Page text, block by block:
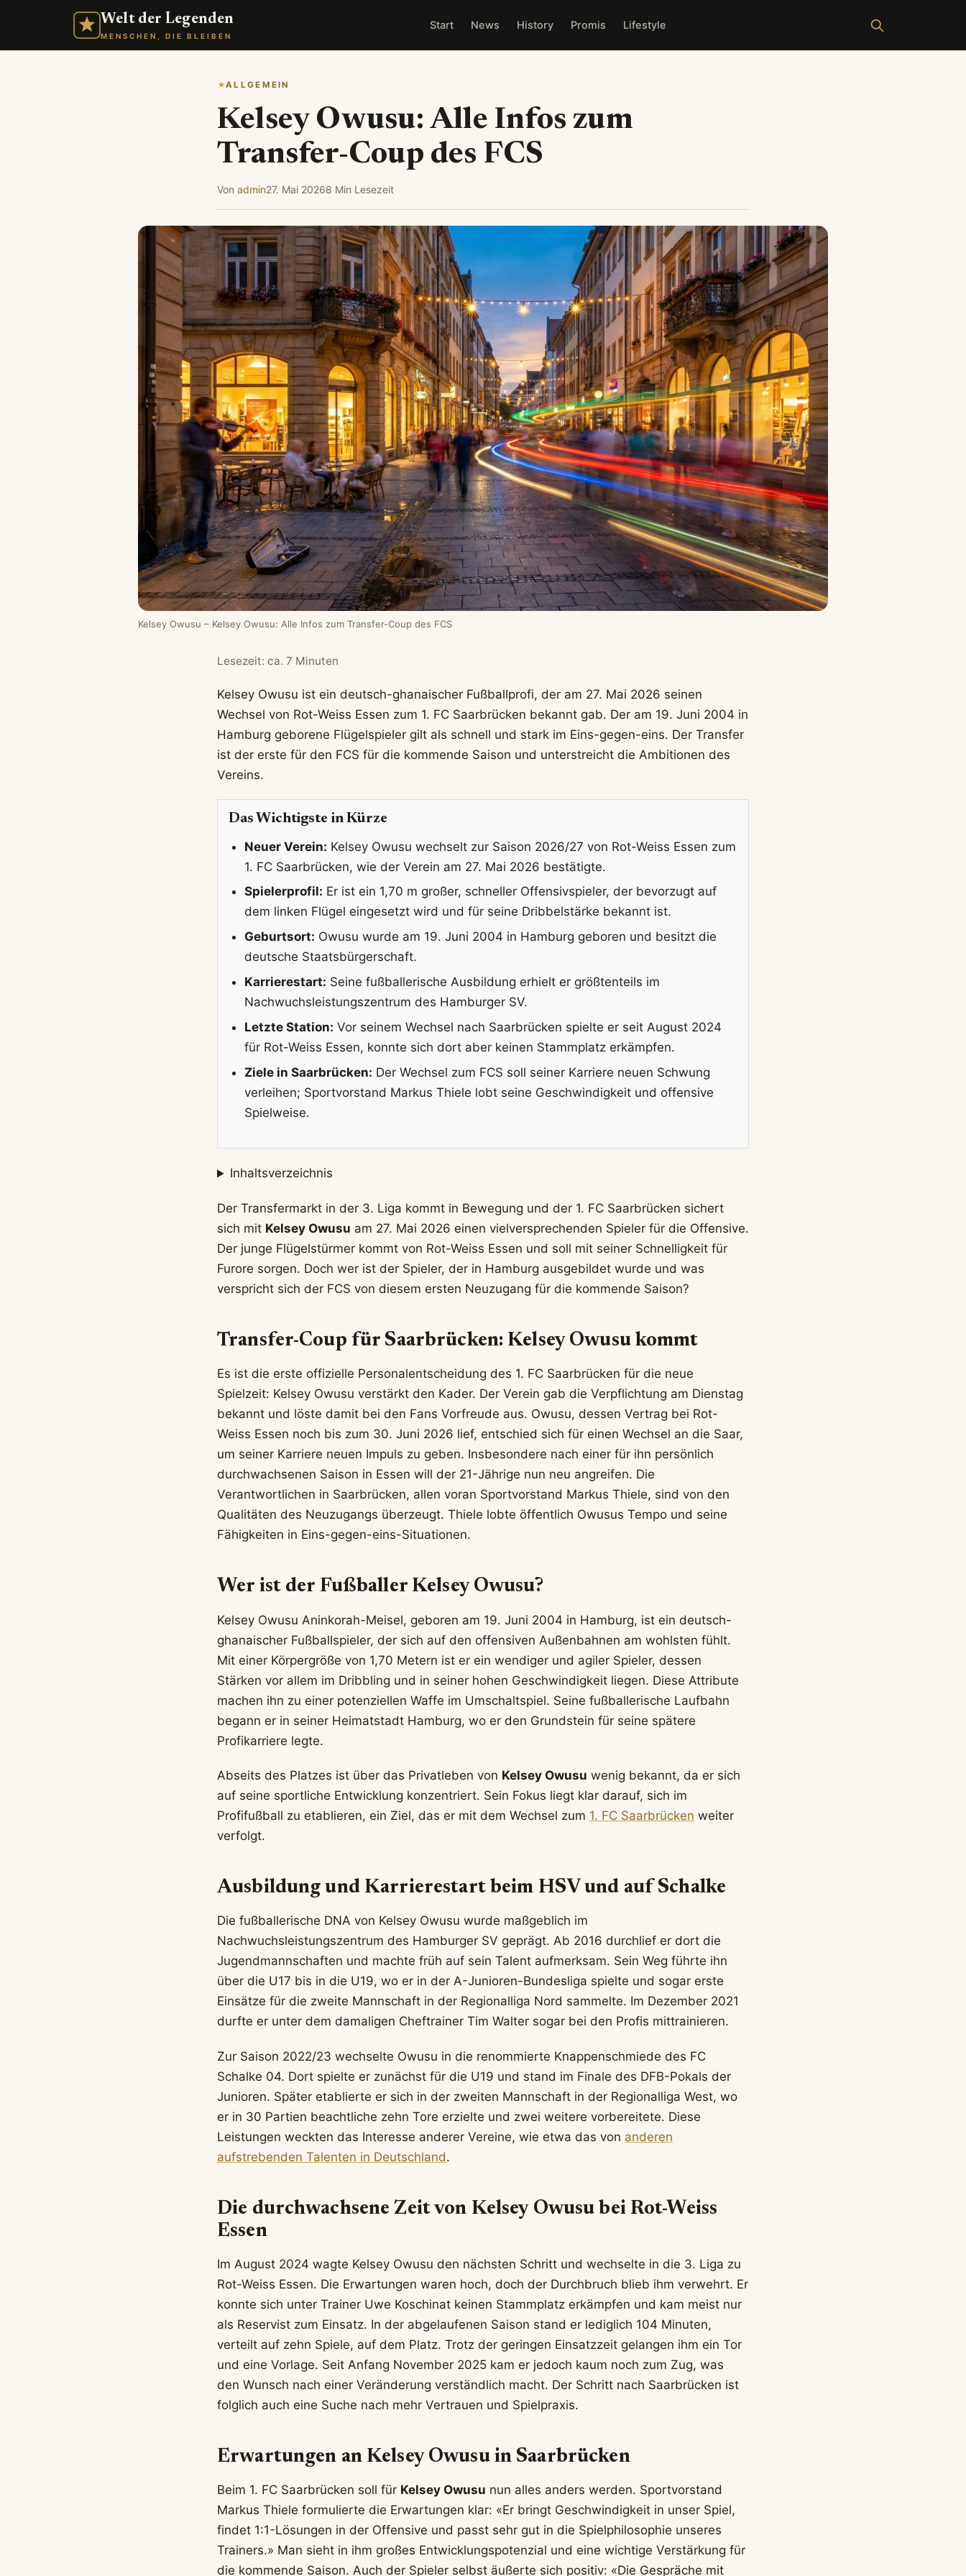
Welt der Legenden
MENSCHEN, DIE BLEIBEN
Start News History Promis Lifestyle
ALLGEMEIN
Kelsey Owusu: Alle Infos zum
Transfer-Coup des FCS
Von admin27. Mai 20268 Min Lesezeit
Kelsey Owusu – Kelsey Owusu: Alle Infos zum Transfer-Coup des FCS
Lesezeit: ca. 7 Minuten
Kelsey Owusu ist ein deutsch-ghanaischer Fußballprofi, der am 27. Mai 2026 seinen
Wechsel von Rot-Weiss Essen zum 1. FC Saarbrücken bekannt gab. Der am 19. Juni 2004 in
Hamburg geborene Flügelspieler gilt als schnell und stark im Eins-gegen-eins. Der Transfer
ist der erste für den FCS für die kommende Saison und unterstreicht die Ambitionen des
Vereins.
Das Wichtigste in Kürze
Neuer Verein: Kelsey Owusu wechselt zur Saison 2026/27 von Rot-Weiss Essen zum
1. FC Saarbrücken, wie der Verein am 27. Mai 2026 bestätigte.
Spielerprofil: Er ist ein 1,70 m großer, schneller Offensivspieler, der bevorzugt auf
dem linken Flügel eingesetzt wird und für seine Dribbelstärke bekannt ist.
Geburtsort: Owusu wurde am 19. Juni 2004 in Hamburg geboren und besitzt die
deutsche Staatsbürgerschaft.
Karrierestart: Seine fußballerische Ausbildung erhielt er größtenteils im
Nachwuchsleistungszentrum des Hamburger SV.
Letzte Station: Vor seinem Wechsel nach Saarbrücken spielte er seit August 2024
für Rot-Weiss Essen, konnte sich dort aber keinen Stammplatz erkämpfen.
Ziele in Saarbrücken: Der Wechsel zum FCS soll seiner Karriere neuen Schwung
verleihen; Sportvorstand Markus Thiele lobt seine Geschwindigkeit und offensive
Spielweise.
Inhaltsverzeichnis
Der Transfermarkt in der 3. Liga kommt in Bewegung und der 1. FC Saarbrücken sichert
sich mit Kelsey Owusu am 27. Mai 2026 einen vielversprechenden Spieler für die Offensive.
Der junge Flügelstürmer kommt von Rot-Weiss Essen und soll mit seiner Schnelligkeit für
Furore sorgen. Doch wer ist der Spieler, der in Hamburg ausgebildet wurde und was
verspricht sich der FCS von diesem ersten Neuzugang für die kommende Saison?
Transfer-Coup für Saarbrücken: Kelsey Owusu kommt
Es ist die erste offizielle Personalentscheidung des 1. FC Saarbrücken für die neue
Spielzeit: Kelsey Owusu verstärkt den Kader. Der Verein gab die Verpflichtung am Dienstag
bekannt und löste damit bei den Fans Vorfreude aus. Owusu, dessen Vertrag bei Rot-
Weiss Essen noch bis zum 30. Juni 2026 lief, entschied sich für einen Wechsel an die Saar,
um seiner Karriere neuen Impuls zu geben. Insbesondere nach einer für ihn persönlich
durchwachsenen Saison in Essen will der 21-Jährige nun neu angreifen. Die
Verantwortlichen in Saarbrücken, allen voran Sportvorstand Markus Thiele, sind von den
Qualitäten des Neuzugangs überzeugt. Thiele lobte öffentlich Owusus Tempo und seine
Fähigkeiten in Eins-gegen-eins-Situationen.
Wer ist der Fußballer Kelsey Owusu?
Kelsey Owusu Aninkorah-Meisel, geboren am 19. Juni 2004 in Hamburg, ist ein deutsch-
ghanaischer Fußballspieler, der sich auf den offensiven Außenbahnen am wohlsten fühlt.
Mit einer Körpergröße von 1,70 Metern ist er ein wendiger und agiler Spieler, dessen
Stärken vor allem im Dribbling und in seiner hohen Geschwindigkeit liegen. Diese Attribute
machen ihn zu einer potenziellen Waffe im Umschaltspiel. Seine fußballerische Laufbahn
begann er in seiner Heimatstadt Hamburg, wo er den Grundstein für seine spätere
Profikarriere legte.
Abseits des Platzes ist über das Privatleben von Kelsey Owusu wenig bekannt, da er sich
auf seine sportliche Entwicklung konzentriert. Sein Fokus liegt klar darauf, sich im
Profifußball zu etablieren, ein Ziel, das er mit dem Wechsel zum 1. FC Saarbrücken weiter
verfolgt.
Ausbildung und Karrierestart beim HSV und auf Schalke
Die fußballerische DNA von Kelsey Owusu wurde maßgeblich im
Nachwuchsleistungszentrum des Hamburger SV geprägt. Ab 2016 durchlief er dort die
Jugendmannschaften und machte früh auf sein Talent aufmerksam. Sein Weg führte ihn
über die U17 bis in die U19, wo er in der A-Junioren-Bundesliga spielte und sogar erste
Einsätze für die zweite Mannschaft in der Regionalliga Nord sammelte. Im Dezember 2021
durfte er unter dem damaligen Cheftrainer Tim Walter sogar bei den Profis mittrainieren.
Zur Saison 2022/23 wechselte Owusu in die renommierte Knappenschmiede des FC
Schalke 04. Dort spielte er zunächst für die U19 und stand im Finale des DFB-Pokals der
Junioren. Später etablierte er sich in der zweiten Mannschaft in der Regionalliga West, wo
er in 30 Partien beachtliche zehn Tore erzielte und zwei weitere vorbereitete. Diese
Leistungen weckten das Interesse anderer Vereine, wie etwa das von anderen
aufstrebenden Talenten in Deutschland.
Die durchwachsene Zeit von Kelsey Owusu bei Rot-Weiss
Essen
Im August 2024 wagte Kelsey Owusu den nächsten Schritt und wechselte in die 3. Liga zu
Rot-Weiss Essen. Die Erwartungen waren hoch, doch der Durchbruch blieb ihm verwehrt. Er
konnte sich unter Trainer Uwe Koschinat keinen Stammplatz erkämpfen und kam meist nur
als Reservist zum Einsatz. In der abgelaufenen Saison stand er lediglich 104 Minuten,
verteilt auf zehn Spiele, auf dem Platz. Trotz der geringen Einsatzzeit gelangen ihm ein Tor
und eine Vorlage. Seit Anfang November 2025 kam er jedoch kaum noch zum Zug, was
den Wunsch nach einer Veränderung verständlich macht. Der Schritt nach Saarbrücken ist
folglich auch eine Suche nach mehr Vertrauen und Spielpraxis.
Erwartungen an Kelsey Owusu in Saarbrücken
Beim 1. FC Saarbrücken soll für Kelsey Owusu nun alles anders werden. Sportvorstand
Markus Thiele formulierte die Erwartungen klar: «Er bringt Geschwindigkeit in unser Spiel,
findet 1:1-Lösungen in der Offensive und passt sehr gut in die Spielphilosophie unseres
Trainers.» Man sieht in ihm großes Entwicklungspotenzial und eine wichtige Verstärkung für
die kommende Saison. Auch der Spieler selbst äußerte sich positiv: «Die Gespräche mit